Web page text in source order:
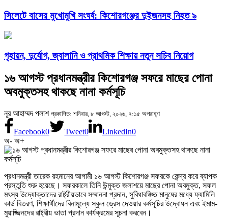
সিলেটে বাসের মুখোমুখি সংঘর্ষ: কিশোরগঞ্জের দুইজনসহ নিহত ৯
গৃহায়ন, দুর্যোগ, জ্বালানি ও প্রাথমিক শিক্ষায় নতুন সচিব নিয়োগ
১৬ আগস্ট প্রধানমন্ত্রীর কিশোরগঞ্জ সফরে মাছের পোনা
অবমুক্তসহ থাকছে নানা কর্মসূচি
নূর আহাম্মদ পলাশ প্রকাশিত: শনিবার, ৮ আগস্ট, ২০২৬, ৭:১৫ অপরাহ্ণ
Facebook0 Tweet0 LinkedIn0
অ- অ+
প্রধানমন্ত্রী তারেক রহমানের আগামী ১৬ আগস্ট কিশোরগঞ্জ সফরকে কেন্দ্র করে ব্যাপক
প্রস্তুতি শুরু হয়েছে। সফরকালে তিনি উন্মুক্ত জলাশয়ে মাছের পোনা অবমুক্ত, সফল
মৎস্য উদ্যোক্তাদের রাষ্ট্রীয়ভাবে সম্মাননা প্রদান, সুবিধাবঞ্চিত মানুষের মধ্যে ফ্যামিলি
কার্ড বিতরণ, শিক্ষার্থীদের বিনামূল্যে স্কুল ড্রেস দেওয়ার কর্মসূচির উদ্বোধন এবং ইমাম-
মুয়াজ্জিনদের রাষ্ট্রীয় ভাতা প্রদান কার্যক্রমের সূচনা করবেন।